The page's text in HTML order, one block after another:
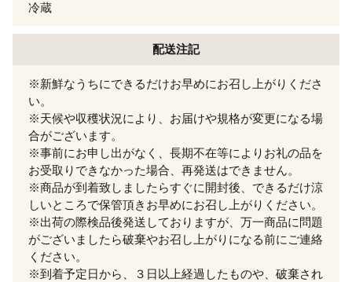
冷蔵
配送注記
※新鮮なうちにできるだけお早めにお召し上がりくださ
い。
※天候や収穫状況により、お届けや規格が変更になる場
合がございます。
※事前にお申し出がなく、長期不在等によりお礼の品を
お受取りできなかった場合、再発送はできません。
※商品が到着致しましたらすぐに開封後、できるだけ涼
しいところで保管頂きお早めにお召し上がりください。
※出荷の際検品後発送しておりますが、万一商品に問題
がございましたら破棄やお召し上がりになる前にご連絡
ください。
※到着予定日から、３日以上経過したものや、破棄され